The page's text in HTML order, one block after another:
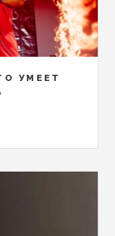
УМЕЕТ